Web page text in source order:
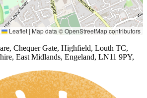
Leaflet | Map data ©OpenStreetMapcontributors
Chequer Gate, Highfield, Louth TC,
East Midlands, Engeland, LN11 9PY,